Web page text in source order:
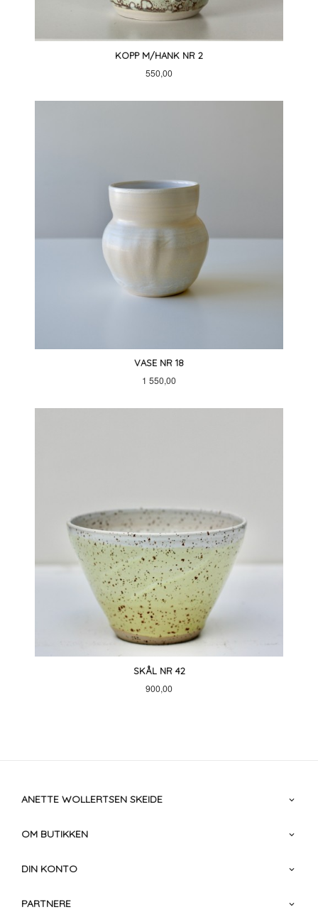
KOPP M/HANK NR 2
Pris
550,00
VASE NR 18
Pris
1 550,00
SKÅL NR 42
Pris
900,00
ANETTE WOLLERTSEN SKEIDE
OM BUTIKKEN
DIN KONTO
PARTNERE